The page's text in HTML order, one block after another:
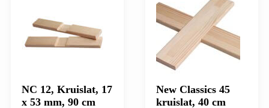
NC 12, Kruislat, 17
x 53 mm, 90 cm
New Classics 45
kruislat, 40 cm